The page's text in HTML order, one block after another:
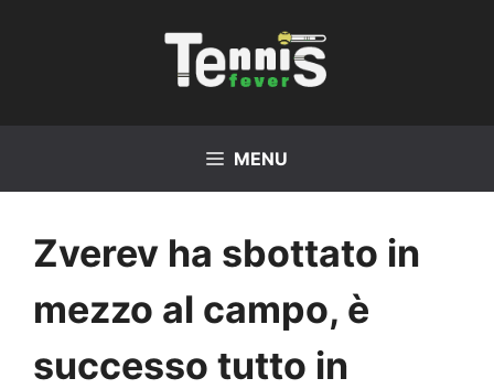
MENU
Zverev ha sbottato in
mezzo al campo, è
successo tutto in